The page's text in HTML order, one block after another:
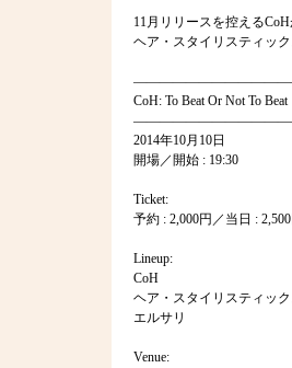
11月リリースを控える
ヘア・スタイリスティック
CoH: To Beat Or Not To Beat
2014年10月10日
開場／開始 : 19:30
Ticket:
予約 : 2,000円／当日 : 2,500
Lineup:
CoH
ヘア・スタイリスティッ
エルサリ
Venue: